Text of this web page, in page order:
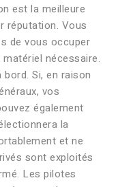
est la meilleure
réputation. Vous
de vous occuper
nécessaire.
Si, en raison
vos
également
la
et ne
sont exploités
Les pilotes